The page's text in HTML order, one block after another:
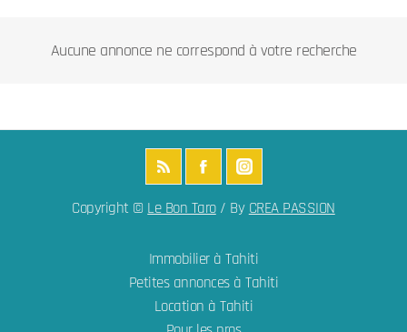
Aucune annonce ne correspond à votre recherche
Copyright ©Le Bon Taro/ ByCREA PASSION
Immobilier à Tahiti
Petites annonces à Tahiti
Location à Tahiti